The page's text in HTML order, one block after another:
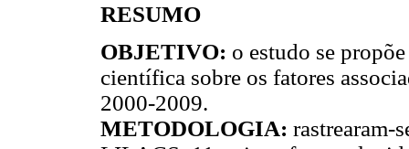
RESUMO
OBJETIVO: o estudo se
científica sobre os fatores
2000-2009.
METODOLOGIA: rastrearam-